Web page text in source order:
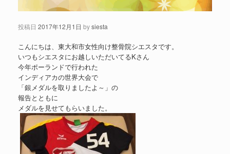
投稿日 2017年12月1日 bysiesta
こんにちは、東大和市女性向け整骨院シエスタです。
いつもシエスタにお越しいただいてるKさん
今年ポーランドで行われた
インディアカの世界大会で
「銀メダルを取りましたよ～」の
報告とともに
メダルを見せてもらいました。